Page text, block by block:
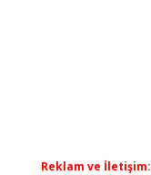
Reklam ve İletişim: